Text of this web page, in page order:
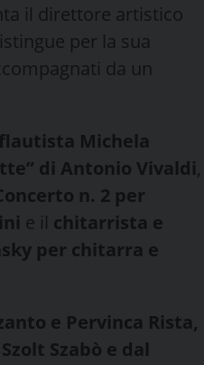
il direttore artistico
per la sua
da un
Michela
di Antonio Vivaldi,
n. 2 per
e il chitarrista e
per chitarra e
e Pervinca Rista,
Szabò e dal